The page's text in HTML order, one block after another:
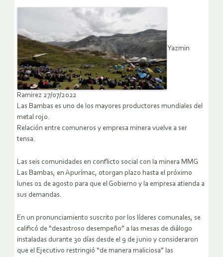
Yazmin
Ramirez 27/07/2022
Las Bambas es uno de los mayores productores mundiales del
metal rojo.
Relación entre comuneros y empresa minera vuelve a ser
tensa.
Las seis comunidades en conflicto social con la minera MMG
Las Bambas, en Apurímac, otorgan plazo hasta el próximo
lunes 01 de agosto para que el Gobierno y la empresa atienda a
sus demandas.
En un pronunciamiento suscrito por los líderes comunales, se
calificó de “desastroso desempeño” a las mesas de diálogo
instaladas durante 30 días desde el 9 de junio y consideraron
que el Ejecutivo restringió “de manera maliciosa” las